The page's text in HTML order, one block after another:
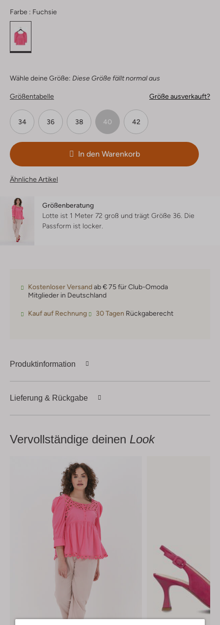
Farbe : Fuchsie
Wähle deine Größe: Diese Größe fällt normal aus
Größentabelle Größe ausverkauft?
34 36 38 40 42
In den Warenkorb
Ähnliche Artikel
Größenberatung
Lotte ist 1 Meter 72 groß und trägt Größe 36. Die
Passform ist locker
Kostenloser Versandab € 75 für Club-Omoda
Mitglieder in Deutschland
Kauf auf Rechnung 30 Tagen Rückgaberecht
Produktinformation
Lieferung & Rückgabe
Vervollständige deinen Look